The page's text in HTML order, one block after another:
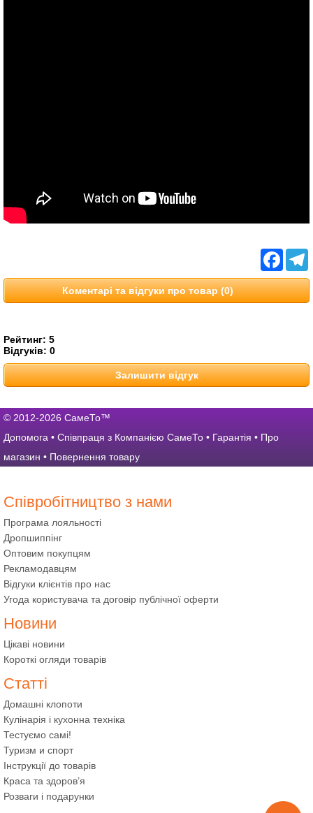
Коментарі та відгуки про товар (0)
Рейтинг: 5
Відгуків: 0
Залишити відгук
© 2012-2026 СамеТо™
Допомога • Співпраця з Компанією СамеТо • Гарантія • Про
магазин • Повернення товару
Співробітництво з нами
Програма лояльності
Дропшиппінг
Оптовим покупцям
Рекламодавцям
Відгуки клієнтів про нас
Угода користувача та договір публічної оферти
Новини
Цікаві новини
Короткі огляди товарів
Статті
Домашні клопоти
Кулінарія і кухонна техніка
Тестуємо самі!
Туризм и спорт
Інструкції до товарів
Краса та здоров’я
Розваги і подарунки